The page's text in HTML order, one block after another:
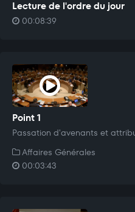
Lecture de l'ordre du jour
00:08:39
Point 1
Passation d'avenants et
Affaires Générales
00:03:43